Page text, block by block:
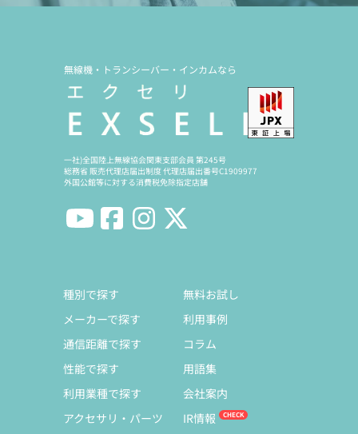
無線機・トランシーバー・インカムなら
一社)全国陸上無線協会関東支部会員 第245号
総務省 販売代理店届出制度 代理店届出番号C1909977
外国公館等に対する消費税免除指定店舗
種別で探す
メーカーで探す
通信距離で探す
性能で探す
利用業種で探す
アクセサリ・パーツ
無料お試し
利用事例
コラム
用語集
会社案内
IR情報